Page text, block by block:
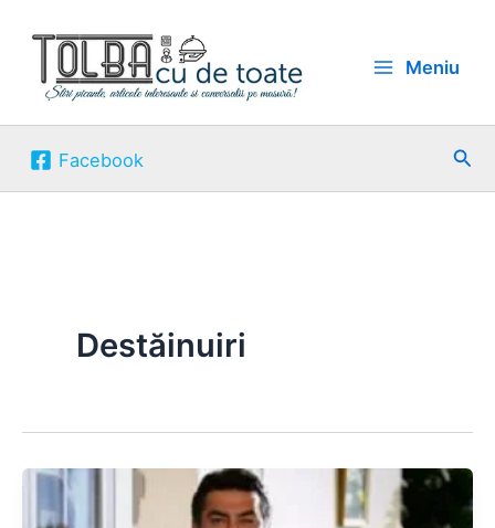
content
Meniu
Facebook
Destăinuiri